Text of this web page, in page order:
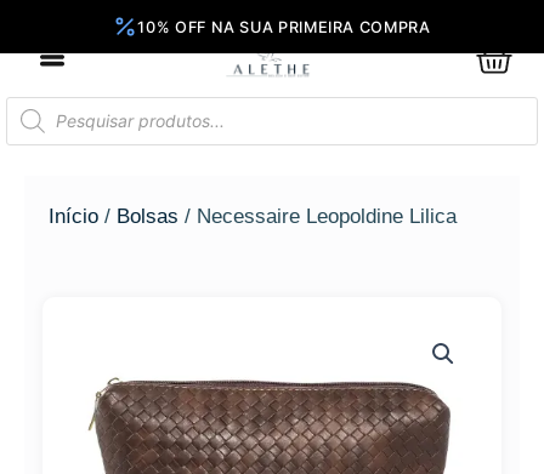
conteúdo
Pesquisar
produtos
Início / Bolsas / Necessaire Leopoldine Lilica